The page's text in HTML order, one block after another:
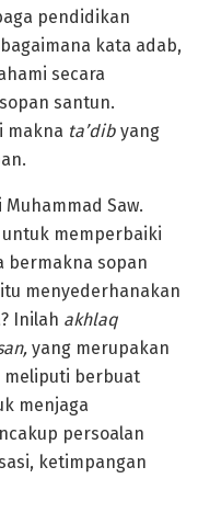
pendidikan
kata adab,
secara
santun.
makna ta’dib yang
Saw.
memperbaiki
bermakna sopan
menyederhanakan
Inilah akhlaq
yang merupakan
meliputi berbuat
menjaga
persoalan
ketimpangan